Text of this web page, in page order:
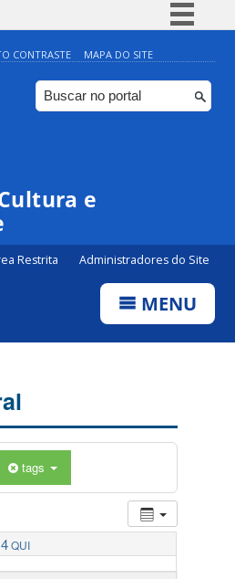
Simplifique!
Comunica BR
Participe
CONTRASTE MAPA DO SITE
e
Restrita Administradores do Site
MENU
tags
QUI